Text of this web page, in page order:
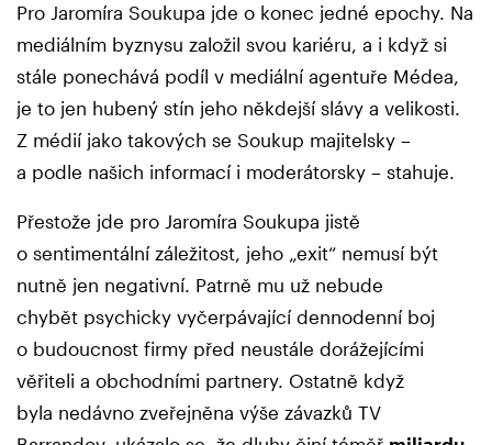
Pro Jaromíra Soukupa jde o konec jedné epochy. Na
mediálním byznysu založil svou kariéru, a i když si
stále ponechává podíl v mediální agentuře Médea,
je to jen hubený stín jeho někdejší slávy a velikosti.
Z médií jako takových se Soukup majitelsky –
a podle našich informací i moderátorsky – stahuje.
Přestože jde pro Jaromíra Soukupa jistě
o sentimentální záležitost, jeho „exit“ nemusí být
nutně jen negativní. Patrně mu už nebude
chybět psychicky vyčerpávající dennodenní boj
o budoucnost firmy před neustále dorážejícími
věřiteli a obchodními partnery. Ostatně když
byla nedávno zveřejněna výše závazků TV